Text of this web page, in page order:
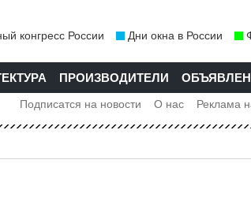
конгресс России Дни окна в России
ПРОИЗВОДИТЕЛИ
КРОВЛИ СТЕНОВЫЕ ADVANCED
Подписатся на новости О нас Реклама